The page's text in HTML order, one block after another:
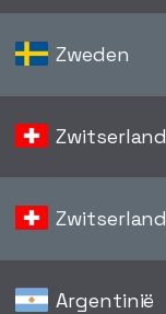
Zweden
Zwitserland
Zwitserland
Argentinië